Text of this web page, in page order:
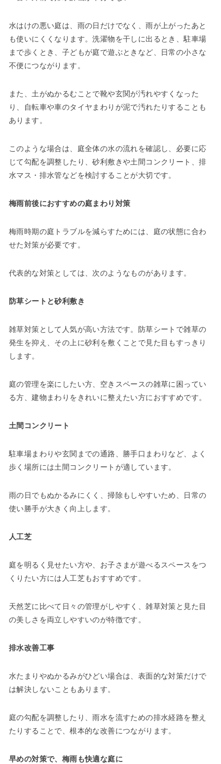
水はけの悪い庭は、雨の日だけでなく、雨が上がったあと
も使いにくくなります。洗濯物を干しに出るとき、駐車場
まで歩くとき、子どもが庭で遊ぶときなど、日常の小さな
不便につながります。
また、土がぬかるむことで靴や玄関が汚れやすくなった
り、自転車や車のタイヤまわりが泥で汚れたりすることも
あります。
このような場合は、庭全体の水の流れを確認し、必要に応
じて勾配を調整したり、砂利敷きや土間コンクリート、排
水マス・排水管などを検討することが大切です。
梅雨前後におすすめの庭まわり対策
梅雨時期の庭トラブルを減らすためには、庭の状態に合わ
せた対策が必要です。
代表的な対策としては、次のようなものがあります。
防草シートと砂利敷き
雑草対策として人気が高い方法です。防草シートで雑草の
発生を抑え、その上に砂利を敷くことで見た目もすっきり
します。
庭の管理を楽にしたい方、空きスペースの雑草に困ってい
る方、建物まわりをきれいに整えたい方におすすめです。
土間コンクリート
駐車場まわりや玄関までの通路、勝手口まわりなど、よく
歩く場所には土間コンクリートが適しています。
雨の日でもぬかるみにくく、掃除もしやすいため、日常の
使い勝手が大きく向上します。
人工芝
庭を明るく見せたい方や、お子さまが遊べるスペースをつ
くりたい方には人工芝もおすすめです。
天然芝に比べて日々の管理がしやすく、雑草対策と見た目
の美しさを両立しやすいのが特徴です。
排水改善工事
水たまりやぬかるみがひどい場合は、表面的な対策だけで
は解決しないこともあります。
庭の勾配を調整したり、雨水を流すための排水経路を整え
たりすることで、根本的な改善につながります。
早めの対策で、梅雨も快適な庭に